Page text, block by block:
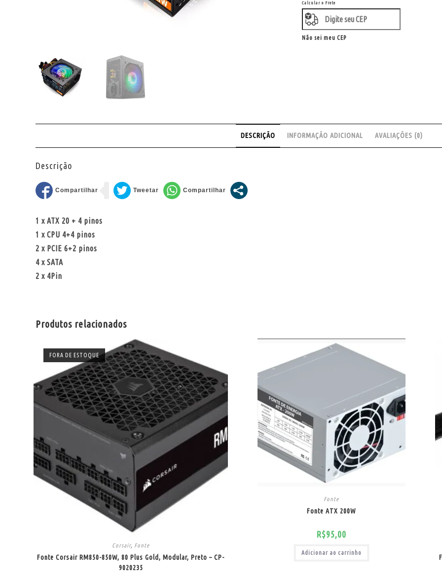
Calcular o Frete
Não sei meu CEP
DESCRIÇÃO INFORMAÇÃO ADICIONAL AVALIAÇÕES (0)
Descrição
1 x ATX 20 + 4 pinos
1 x CPU 4+4 pinos
2 x PCIE 6+2 pinos
4 x SATA
2 x 4Pin
Produtos relacionados
FORA DE ESTOQUE
Corsair, Fonte
Fonte Corsair RM850-850W, 80 Plus Gold, Modular, Preto – CP-
9020235
Fonte
Fonte ATX 200W
R$95,00
Adicionar ao carrinho